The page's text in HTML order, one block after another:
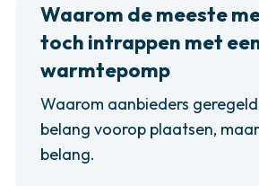
Waarom de meeste
toch intrappen met
warmtepomp
Waarom aanbieders
belang voorop plaatsen,
belang.